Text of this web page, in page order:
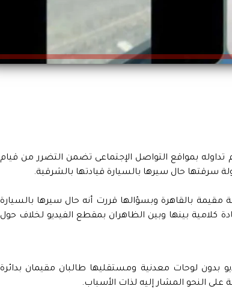
بمواقع التواصل الإجتماعى تضمن التضرر من قيام
سرقتها حال سيرها بالسيارة قيادتها بالشرقية.
مقيمة بالقاهرة وبسؤالها قررت أنه حال سيرها بالسيارة
بينها وبين الظاهران بمقطع الفيديو لخلاف حول
بدون لوحات معدنية ومستقليها طالبان مقيمان بدائرة
على النحو المشار إليه لذات الأسباب.